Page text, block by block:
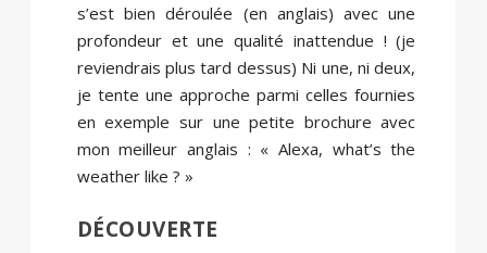
s’est bien déroulée (en anglais) avec une
profondeur et une qualité inattendue ! (je
reviendrais plus tard dessus) Ni une, ni deux,
je tente une approche parmi celles fournies
en exemple sur une petite brochure avec
mon meilleur anglais : « Alexa, what’s the
weather like ? »
DÉCOUVERTE